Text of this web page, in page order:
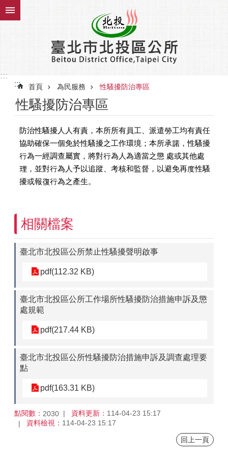
跳到主要內容區塊
:::
:::
首頁 為民服務 性騷擾防治專區
性騷擾防治專區
防治性騷擾人人有責，本所所有員工、派遣勞工均有責任
協助確保一個免於性騷擾之工作環境；本所承諾，性騷擾
行為一經調查屬實，將對行為人為適當之懲 處或其他處
理，並對行為人予以追蹤、考核和監督，以避免再度性騷
擾或報復行為之產生。
相關檔案
臺北市北投區公所禁止性騷擾聲明啟事
pdf(112.32 KB)
臺北市北投區公所工作場所性騷擾防治措施申訴及懲
處規範
pdf(217.44 KB)
臺北市北投區公所性騷擾防治措施申訴及調查處理要
點
pdf(163.31 KB)
點閱數： 2030 資料更新： 114-04-23 15:17
資料檢視： 114-04-23 15:17
回上一頁